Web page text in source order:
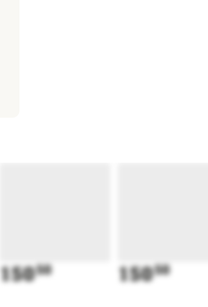
15050 15050